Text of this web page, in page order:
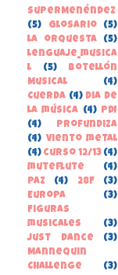
SuperMenéndez
(5)
Glosario
(5)
la orquesta
(5)
lenguaje_musica
l
(5)
Botellón
Musical
(4)
Cuerda (4) Dia de
la música (4) PDI
(4)
Profundiza
(4) Viento metal
(4) curso 12/13 (4)
muteflute
(4)
paz
(4) 28F
(3)
Europa
(3)
Figuras
musicales
(3)
Just Dance
(3)
Mannequin
Challenge
(3)